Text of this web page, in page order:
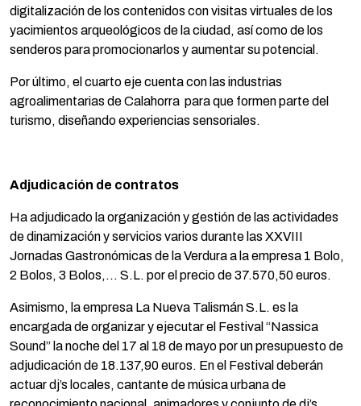
digitalización de los contenidos con visitas virtuales de los
yacimientos arqueológicos de la ciudad, así como de los
senderos para promocionarlos y aumentar su potencial.
Por último, el cuarto eje cuenta con las industrias
agroalimentarias de Calahorra para que formen parte del
turismo, diseñando experiencias sensoriales.
Adjudicación de contratos
Ha adjudicado la organización y gestión de las actividades
de dinamización y servicios varios durante las XXVIII
Jornadas Gastronómicas de la Verdura a la empresa 1 Bolo,
2 Bolos, 3 Bolos,… S.L. por el precio de 37.570,50 euros.
Asimismo, la empresa La Nueva Talismán S.L. es la
encargada de organizar y ejecutar el Festival “Nassica
Sound” la noche del 17 al 18 de mayo por un presupuesto de
adjudicación de 18.137,90 euros. En el Festival deberán
actuar dj’s locales, cantante de música urbana de